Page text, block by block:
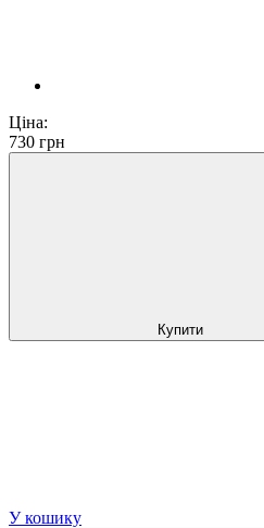
Ціна:
730 грн
Купити
У кошику